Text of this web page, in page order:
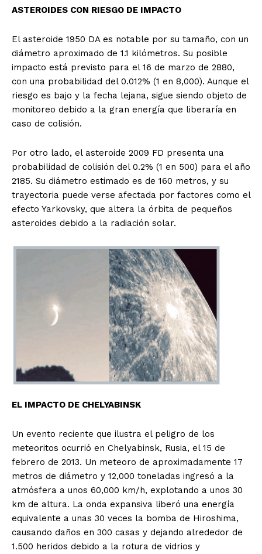
ASTEROIDES CON RIESGO DE IMPACTO
El asteroide 1950 DA es notable por su tamaño, con un
diámetro aproximado de 1.1 kilómetros. Su posible
impacto está previsto para el 16 de marzo de 2880,
con una probabilidad del 0.012% (1 en 8,000). Aunque el
riesgo es bajo y la fecha lejana, sigue siendo objeto de
monitoreo debido a la gran energía que liberaría en
caso de colisión.
Por otro lado, el asteroide 2009 FD presenta una
probabilidad de colisión del 0.2% (1 en 500) para el año
2185. Su diámetro estimado es de 160 metros, y su
trayectoria puede verse afectada por factores como el
efecto Yarkovsky, que altera la órbita de pequeños
asteroides debido a la radiación solar.
EL IMPACTO DE CHELYABINSK
Un evento reciente que ilustra el peligro de los
meteoritos ocurrió en Chelyabinsk, Rusia, el 15 de
febrero de 2013. Un meteoro de aproximadamente 17
metros de diámetro y 12,000 toneladas ingresó a la
atmósfera a unos 60,000 km/h, explotando a unos 30
km de altura. La onda expansiva liberó una energía
equivalente a unas 30 veces la bomba de Hiroshima,
causando daños en 300 casas y dejando alrededor de
1.500 heridos debido a la rotura de vidrios y